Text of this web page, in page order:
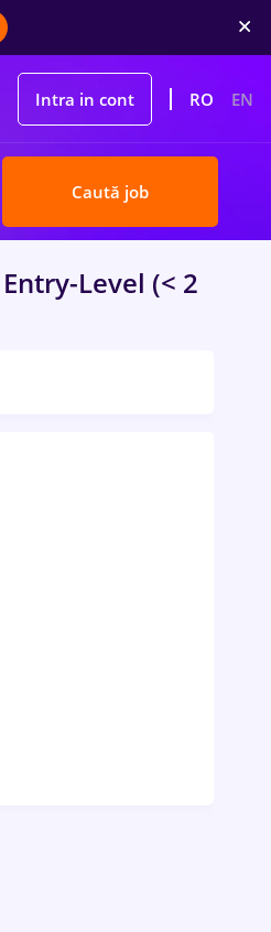
Intra in cont RO EN
Caută job
Entry-Level (< 2